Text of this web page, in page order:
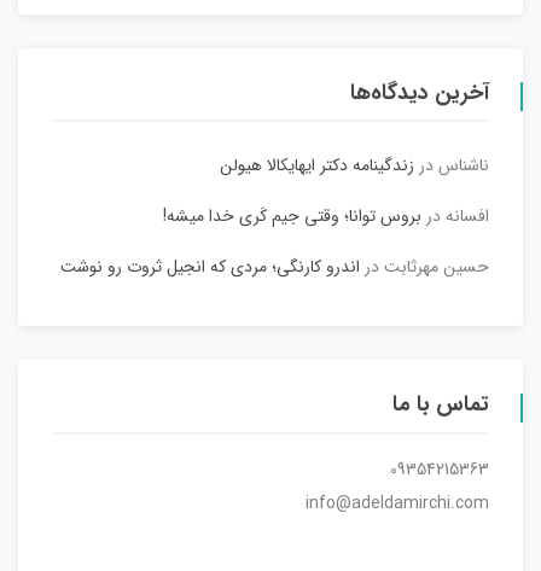
آخرین دیدگاه‌ها
ناشناسدر زندگینامه دکتر ایهایکالا هیولن
افسانه در بروس توانا؛ وقتی جیم کَری خدا میشه!
حسین مهرثابتدر اندرو کارنگی؛ مردی که انجیل ثروت رو نوشت
تماس با ما
09354215363
info@adeldamirchi.com